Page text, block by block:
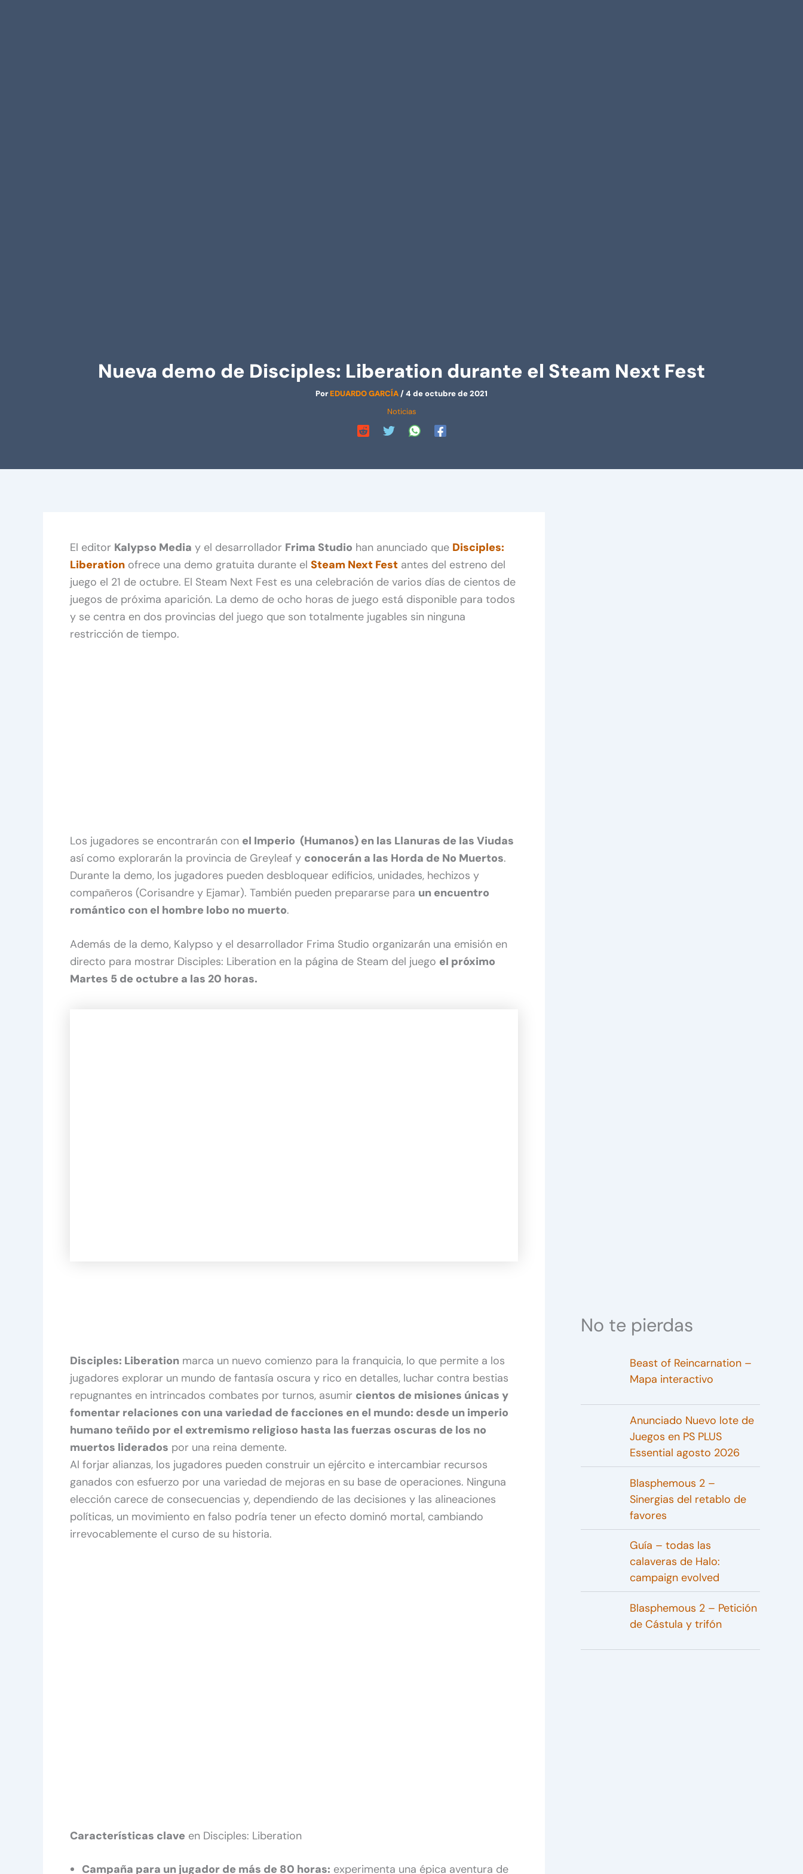
Nueva demo de Disciples: Liberation durante el Steam Next Fest
PorEDUARDO GARCÍA/4 de octubre de 2021
Noticias
El editor Kalypso Media y el desarrollador Frima Studio han anunciado que Disciples:
Liberation ofrece una demo gratuita durante el Steam Next Fest antes del estreno del
juego el 21 de octubre. El Steam Next Fest es una celebración de varios días de cientos de
juegos de próxima aparición. La demo de ocho horas de juego está disponible para todos
y se centra en dos provincias del juego que son totalmente jugables sin ninguna
restricción de tiempo.
Los jugadores se encontrarán con el Imperio (Humanos) en las Llanuras de las Viudas
así como explorarán la provincia de Greyleaf y conocerán a las Horda de No Muertos.
Durante la demo, los jugadores pueden desbloquear edificios, unidades, hechizos y
compañeros (Corisandre y Ejamar). También pueden prepararse para un encuentro
romántico con el hombre lobo no muerto.
Además de la demo, Kalypso y el desarrollador Frima Studio organizarán una emisión en
directo para mostrar Disciples: Liberation en la página de Steam del juego el próximo
Martes 5 de octubre a las 20 horas.
Disciples: Liberation marca un nuevo comienzo para la franquicia, lo que permite a los
jugadores explorar un mundo de fantasía oscura y rico en detalles, luchar contra bestias
repugnantes en intrincados combates por turnos, asumir cientos de misiones únicas y
fomentar relaciones con una variedad de facciones en el mundo: desde un imperio
humano teñido por el extremismo religioso hasta las fuerzas oscuras de los no
muertos liderados por una reina demente.
Al forjar alianzas, los jugadores pueden construir un ejército e intercambiar recursos
ganados con esfuerzo por una variedad de mejoras en su base de operaciones. Ninguna
elección carece de consecuencias y, dependiendo de las decisiones y las alineaciones
políticas, un movimiento en falso podría tener un efecto dominó mortal, cambiando
irrevocablemente el curso de su historia.
Características clave en Disciples: Liberation
Campaña para un jugador de más de 80 horas: experimenta una épica aventura de
No te pierdas
Beast of Reincarnation –
Mapa interactivo
Anunciado Nuevo lote de
Juegos en PS PLUS
Essential agosto 2026
Blasphemous 2 –
Sinergias del retablo de
favores
Guía – todas las
calaveras de Halo:
campaign evolved
Blasphemous 2 – Petición
de Cástula y trifón